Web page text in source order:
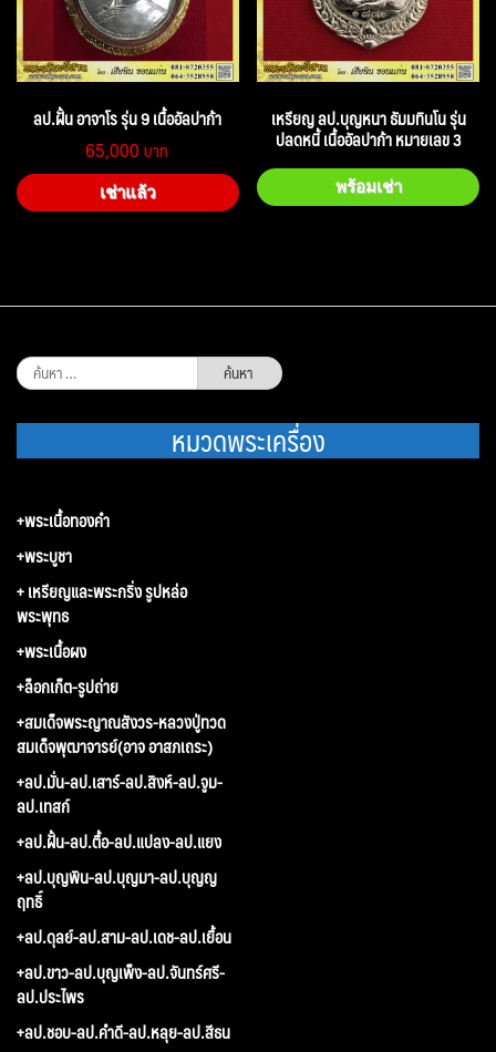
ลป.ฝั้น อาจาโร รุ่น 9 เนื้ออัลปาก้า
65,000
เช่าแล้ว
เหรียญ ลป.บุญหนา ธัมมทินโน รุ่น
ปลดหนี้ เนื้ออัลปาก้า หมายเลข 3
พร้อมเช่า
ค้นหา
สำหรับ:
หมวดพระเครื่อง
+พระเนื้อทองคำ
+พระบูชา
+ เหรียญและพระกริ่ง รูปหล่อ
พระพุทธ
+พระเนื้อผง
+ล็อกเก็ต-รูปถ่าย
+สมเด็จพระญาณสังวร-หลวงปู่ทวด
สมเด็จพุฒาจารย์(อาจ อาสภเถระ)
+ลป.มั่น-ลป.เสาร์-ลป.สิงห์-ลป.จูม-
ลป.เทสก์
+ลป.ฝั้น-ลป.ตื้อ-ลป.แปลง-ลป.แยง
+ลป.บุญพิน-ลป.บุญมา-ลป.บุญญ
ฤทธิ์
+ลป.ดุลย์-ลป.สาม-ลป.เดช-ลป.เยื้อน
+ลป.ขาว-ลป.บุญเพ็ง-ลป.จันทร์ศรี-
ลป.ประไพร
+ลป.ชอบ-ลป.คำดี-ลป.หลุย-ลป.สีธน